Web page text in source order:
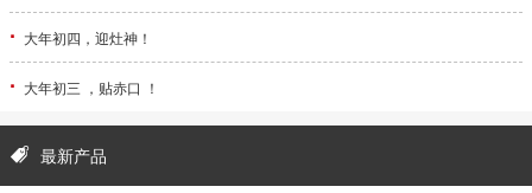
· 大年初四，迎灶神！
· 大年初三 ，贴赤口 ！
最新产品